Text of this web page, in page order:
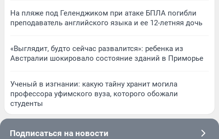
На пляже под Геленджиком при атаке БПЛА погибли
преподаватель английского языка и ее 12-летняя дочь
«Выглядит, будто сейчас развалится»: ребенка из
Австралии шокировало состояние зданий в Приморье
Ученый в изгнании: какую тайну хранит могила
профессора уфимского вуза, которого обожали
студенты
Подписаться на новости